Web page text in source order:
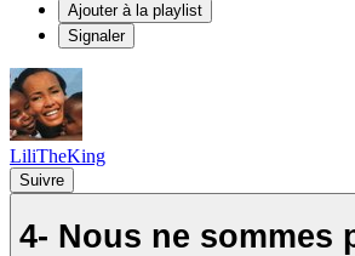
Ajouter à la playlist
Signaler
LiliTheKing
Suivre
4- Nous ne sommes